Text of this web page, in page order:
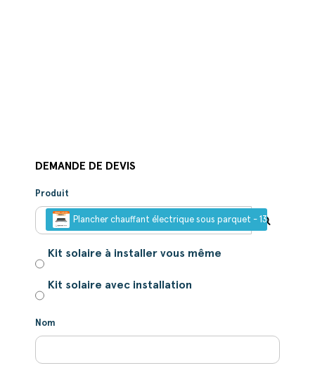
DEMANDE DE DEVIS
Produit
Plancher chauffant électrique sous parquet - 130 W/m²
Kit solaire à installer vous même
Kit solaire avec installation
Nom